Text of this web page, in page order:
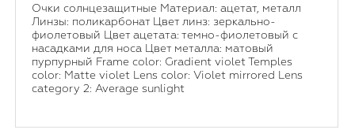
Очки солнцезащитные Материал: ацетат, металл
Линзы: поликарбонат Цвет линз: зеркально-
фиолетовый Цвет ацетата: темно-фиолетовый с
насадками для носа Цвет металла: матовый
пурпурный Frame color: Gradient violet Temples
color: Matte violet Lens color: Violet mirrored Lens
category 2: Average sunlight